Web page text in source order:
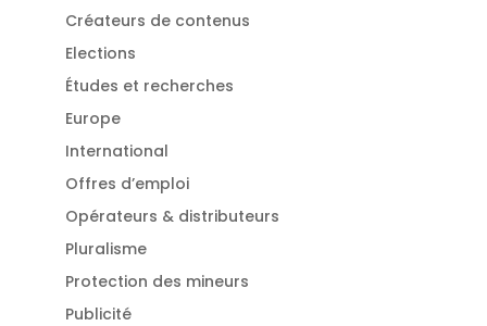
Créateurs de contenus
Elections
Études et recherches
Europe
International
Offres d’emploi
Opérateurs & distributeurs
Pluralisme
Protection des mineurs
Publicité